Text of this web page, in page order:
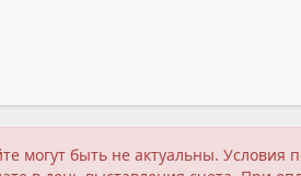
могут быть не актуальны.